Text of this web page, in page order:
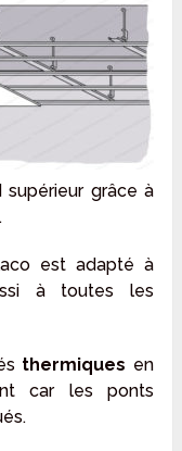
supérieur grâce à
est adapté à
à toutes les
thermiques en
car les ponts